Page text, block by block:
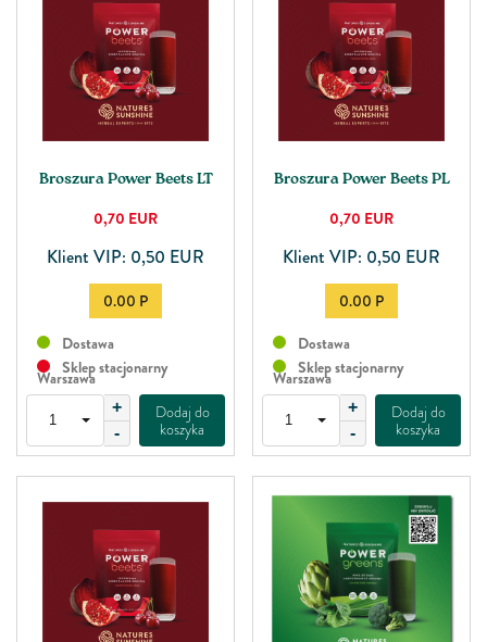
Broszura Power Beets LT
0,70 EUR
Klient VIP: 0,50 EUR
0.00 P
Dostawa
Sklep stacjonarny
Warszawa
+
-
Dodaj do
koszyka
Broszura Power Beets PL
0,70 EUR
Klient VIP: 0,50 EUR
0.00 P
Dostawa
Sklep stacjonarny
Warszawa
+
-
Dodaj do
koszyka